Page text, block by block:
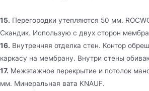
15. Перегородки утепляются 50 мм.
Скандик. Использую с двух сторон
16. Внутренняя отделка стен. Контор
каркасу на мембрану. Внутри стены
17. Межэтажное перекрытие и потолок
мм. Минеральная вата KNAUF.